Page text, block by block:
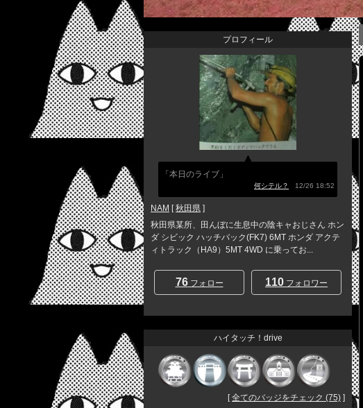
プロフィール
「本日のライブ」
何シテル？ 12/26 18:52
NAM [秋田県 ]
秋田県某所、田んぼに生息中の陰キャおじさん ホン
ダ シビック ハッチバック(FK7) 6MT ホンダ アクテ
ィトラック（HA9）5MT 4WD に乗ってお...
76フォロー 110 フォロワー
ハイタッチ！drive
[全てのバッジをチェック (75) ]